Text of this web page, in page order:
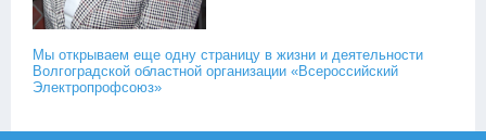
Мы открываем еще одну страницу в жизни и деятельности
Волгоградской областной организации «Всероссийский
Электропрофсоюз»